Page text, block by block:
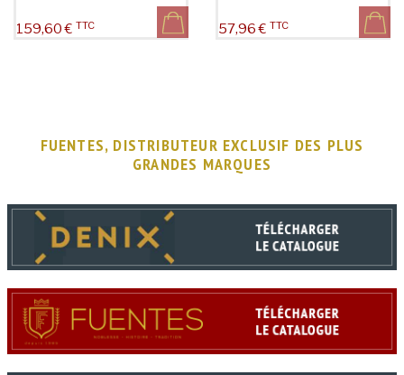
Prix
159,60 € TTC Prix
57,96 € TTC
FUENTES, DISTRIBUTEUR EXCLUSIF DES PLUS
GRANDES MARQUES